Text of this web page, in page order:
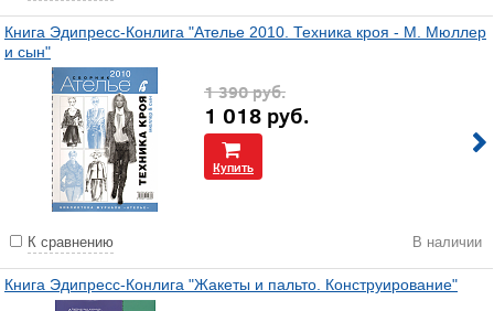
Книга Эдипресс-Конлига "Ателье 2010. Техника кроя - М. Мюллер
и сын"
1 390руб.
1 018 руб.
Купить
К сравнению В наличии
Книга Эдипресс-Конлига "Жакеты и пальто. Конструирование"